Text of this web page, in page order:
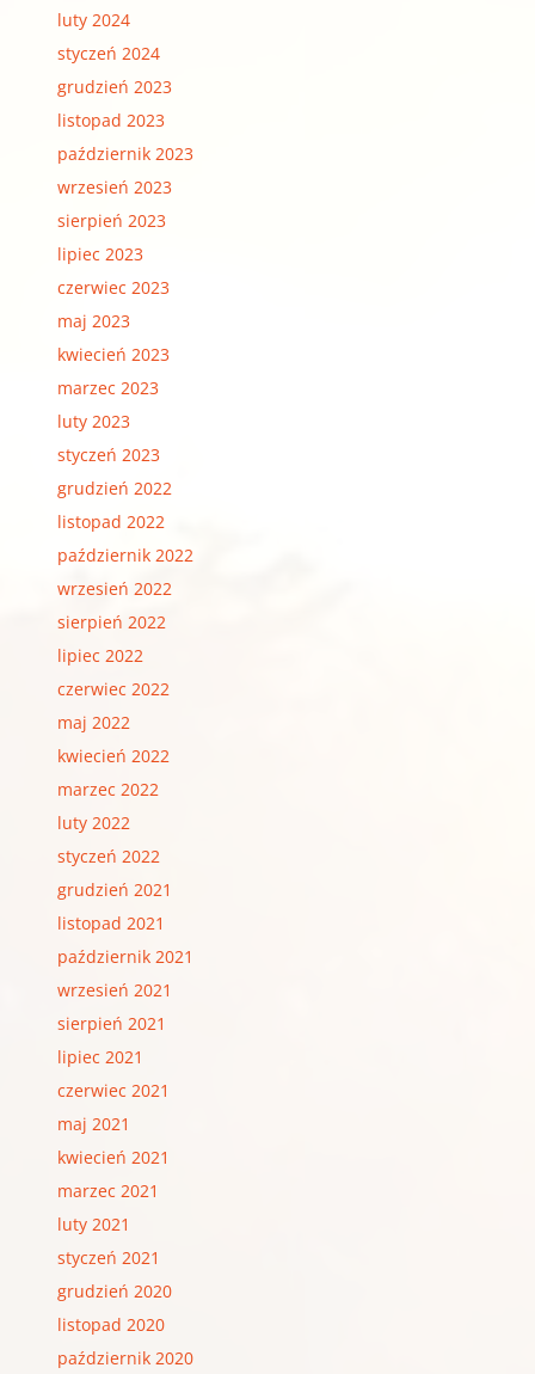
luty 2024
styczeń 2024
grudzień 2023
listopad 2023
październik 2023
wrzesień 2023
sierpień 2023
lipiec 2023
czerwiec 2023
maj 2023
kwiecień 2023
marzec 2023
luty 2023
styczeń 2023
grudzień 2022
listopad 2022
październik 2022
wrzesień 2022
sierpień 2022
lipiec 2022
czerwiec 2022
maj 2022
kwiecień 2022
marzec 2022
luty 2022
styczeń 2022
grudzień 2021
listopad 2021
październik 2021
wrzesień 2021
sierpień 2021
lipiec 2021
czerwiec 2021
maj 2021
kwiecień 2021
marzec 2021
luty 2021
styczeń 2021
grudzień 2020
listopad 2020
październik 2020